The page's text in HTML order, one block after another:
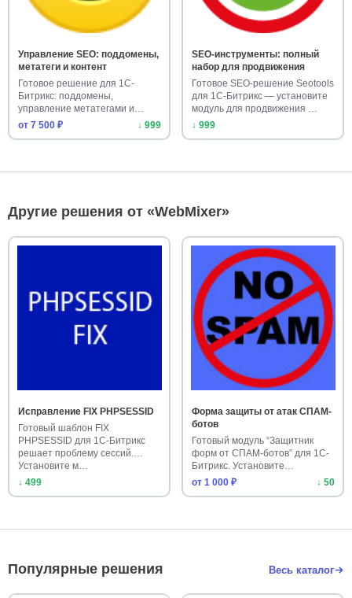
Управление SEO: поддомены,
метатеги и контент
Готовое решение для 1С-
Битрикс: поддомены,
управление метатегами и
текстами. Уст…
от 7 500 ₽ ↓ 999
SEO-инструменты: полный
набор для продвижения
Готовое SEO-решение Seotools
для 1С-Битрикс — установите
модуль для продвижения …
↓ 999
Другие решения от «WebMixer»
Исправление FIX PHPSESSID
Готовый шаблон FIX
PHPSESSID для 1С-Битрикс
решает проблему сессий.
Установите м…
↓ 499
Форма защиты от атак СПАМ-
ботов
Готовый модуль “Защитник
форм от СПАМ-ботов” для 1С-
Битрикс. Установите
надежную…
от 1 000 ₽ ↓ 50
Популярные решения Весь каталог